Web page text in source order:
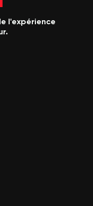
l'expérience